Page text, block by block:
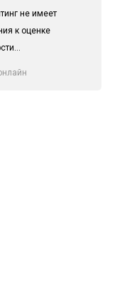
не имеет
к оценке